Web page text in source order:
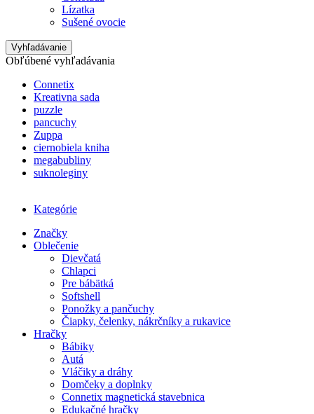
Lízatka
Sušené ovocie
Vyhľadávanie
Obľúbené vyhľadávania
Connetix
Kreativna sada
puzzle
pancuchy
Zuppa
ciernobiela kniha
megabubliny
suknoleginy
Kategórie
Značky
Oblečenie
Dievčatá
Chlapci
Pre bábätká
Softshell
Ponožky a pančuchy
Čiapky, čelenky, nákrčníky a rukavice
Hračky
Bábiky
Autá
Vláčiky a dráhy
Domčeky a doplnky
Connetix magnetická stavebnica
Edukačné hračky